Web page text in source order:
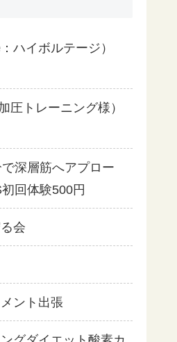
ハイボルテージ）
圧トレーニング様）
で深層筋へアプロー
回体験500円
会
ント出張